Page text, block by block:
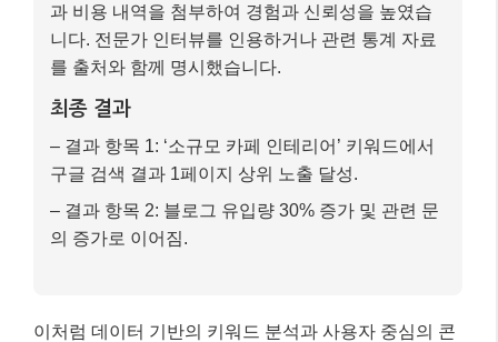
과 비용 내역을 첨부하여 경험과 신뢰성을 높였습
니다. 전문가 인터뷰를 인용하거나 관련 통계 자료
를 출처와 함께 명시했습니다.
최종 결과
– 결과 항목 1: ‘소규모 카페 인테리어’ 키워드에서
구글 검색 결과 1페이지 상위 노출 달성.
– 결과 항목 2: 블로그 유입량 30% 증가 및 관련 문
의 증가로 이어짐.
이처럼 데이터 기반의 키워드 분석과 사용자 중심의 콘